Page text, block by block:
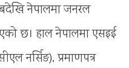
नेपालमा जनरल
छ। हाल नेपालमा एसइई
नर्सिङ), प्रमाणपत्र